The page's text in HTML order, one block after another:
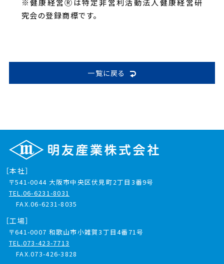
※健康経営Ⓡは特定非営利活動法人健康経営研
究会の登録商標です。
一覧に戻る
［本社］
〒541-0044 大阪市中央区伏見町2丁目3番9号
TEL.06-6231-8031
FAX.06-6231-8035
［工場］
〒641-0007 和歌山市小雑賀3丁目4番71号
TEL.073-423-7713
FAX.073-426-3828